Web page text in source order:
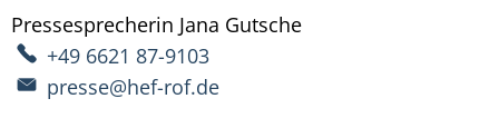
Pressesprecherin Jana Gutsche
+49 6621 87-9103
presse@hef-rof.de